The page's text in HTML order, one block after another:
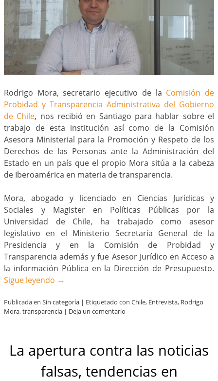
Rodrigo Mora, secretario ejecutivo de la Comisión de
Probidad y Transparencia Administrativa del Gobierno
de Chile, nos recibió en Santiago para hablar sobre el
trabajo de esta institución así como de la Comisión
Asesora Ministerial para la Promoción y Respeto de los
Derechos de las Personas ante la Administración del
Estado en un país que el propio Mora sitúa a la cabeza
de Iberoamérica en materia de transparencia.
Mora, abogado y licenciado en Ciencias Jurídicas y
Sociales y Magister en Políticas Públicas por la
Universidad de Chile, ha trabajado como asesor
legislativo en el Ministerio Secretaría General de la
Presidencia y en la Comisión de Probidad y
Transparencia además y fue Asesor Jurídico en Acceso a
la información Pública en la Dirección de Presupuesto.
Sigue leyendo →
Publicada en Sin categoría | Etiquetado con Chile, Entrevista, Rodrigo
Mora,transparencia | Deja un comentario
La apertura contra las noticias
falsas, tendencias en